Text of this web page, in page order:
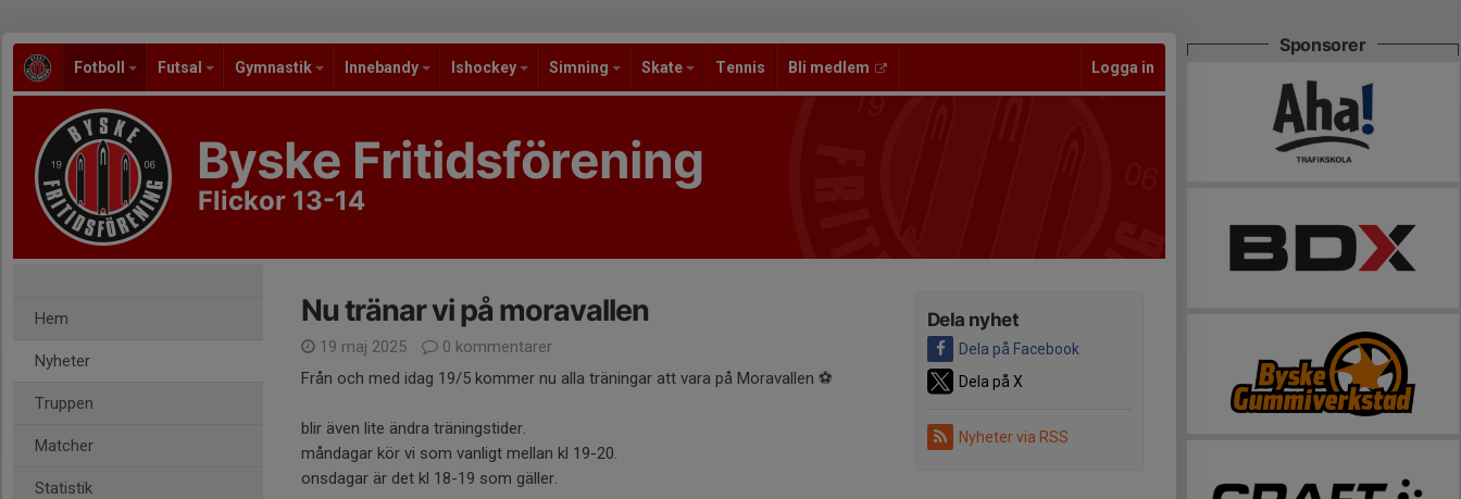
Fotboll Futsal Gymnastik Innebandy Ishockey Simning Skate Tennis Bli medlem Logga in
Byske Fritidsförening
Flickor 13-14
Hem
Nyheter
Truppen
Matcher
Statistik
Dela nyhet
Dela på Facebook
Dela på X
Nyheter via RSS
Nu tränar vi på moravallen
19 maj 2025
0 kommentarer
Från och med idag 19/5 kommer nu alla träningar att vara på Moravallen ⚽️
blir även lite ändra träningstider.
måndagar kör vi som vanligt mellan kl 19-20.
onsdagar är det kl 18-19 som gäller.
Sponsorer